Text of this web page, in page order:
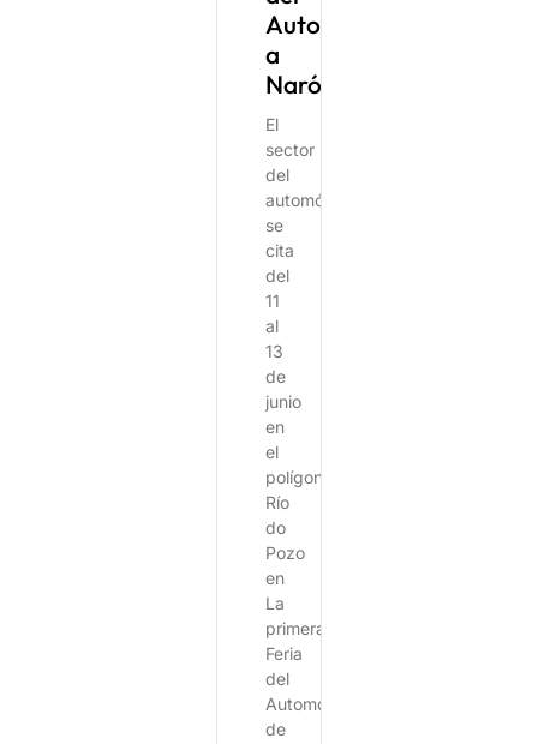
Automóvil
a
Narón
El
sector
del
automóvil
se
cita
del
11
al
13
de
junio
en
el
polígono
Río
do
Pozo
en
La
primera
Feria
del
Automóvil
de